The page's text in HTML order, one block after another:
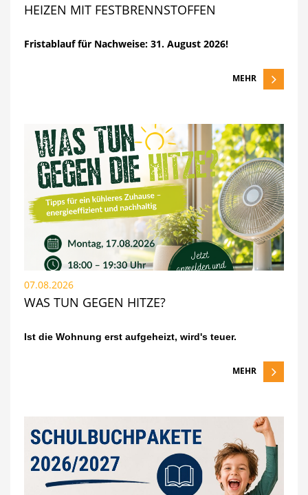
HEIZEN MIT FESTBRENNSTOFFEN
Fristablauf für Nachweise: 31. August 2026!
MEHR
07.08.2026
WAS TUN GEGEN HITZE?
Ist die Wohnung erst aufgeheizt, wird's teuer.
MEHR